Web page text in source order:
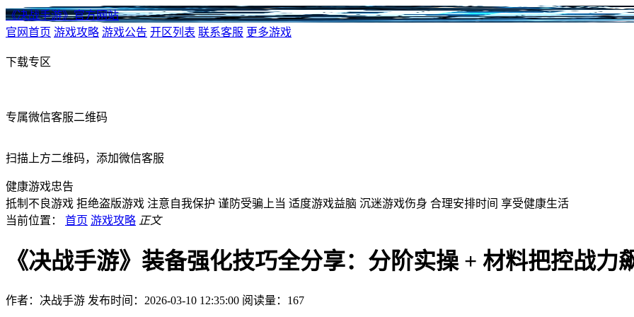
《决战手游》官方网站
官网首页 游戏攻略 游戏公告 开区列表 联系客服 更多游戏
下载专区
专属微信客服二维码
扫描上方二维码，添加微信客服
健康游戏忠告
抵制不良游戏 拒绝盗版游戏 注意自我保护 谨防受骗上当 适度游戏益脑 沉迷游戏伤身 合理安排时间 享受健康生活
当前位置：
首页 游戏攻略 正文
《决战手游》装备强化技巧全分享：分阶实操 + 材料把控战力
作者：决战手游 发布时间：2026-03-10 12:35:00 阅读量： 167